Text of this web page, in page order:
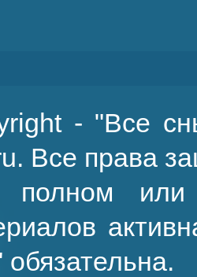
- "Все
Все права
полном или
обязательна.